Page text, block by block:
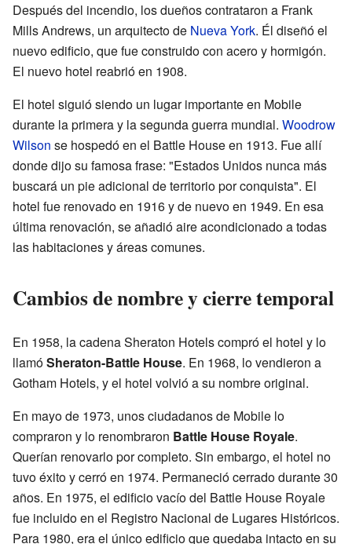
Después del incendio, los dueños contrataron a Frank
Mills Andrews, un arquitecto de Nueva York. Él diseñó el
nuevo edificio, que fue construido con acero y hormigón.
El nuevo hotel reabrió en 1908.
El hotel siguió siendo un lugar importante en Mobile
durante la primera y la segunda guerra mundial. Woodrow
Wilson se hospedó en el Battle House en 1913. Fue allí
donde dijo su famosa frase: "Estados Unidos nunca más
buscará un pie adicional de territorio por conquista". El
hotel fue renovado en 1916 y de nuevo en 1949. En esa
última renovación, se añadió aire acondicionado a todas
las habitaciones y áreas comunes.
Cambios de nombre y cierre temporal
En 1958, la cadena Sheraton Hotels compró el hotel y lo
llamóSheraton-Battle House. En 1968, lo vendieron a
Gotham Hotels, y el hotel volvió a su nombre original.
En mayo de 1973, unos ciudadanos de Mobile lo
compraron y lo renombraron Battle House Royale.
Querían renovarlo por completo. Sin embargo, el hotel no
tuvo éxito y cerró en 1974. Permaneció cerrado durante 30
años. En 1975, el edificio vacío del Battle House Royale
fue incluido en el Registro Nacional de Lugares Históricos.
Para 1980, era el único edificio que quedaba intacto en su